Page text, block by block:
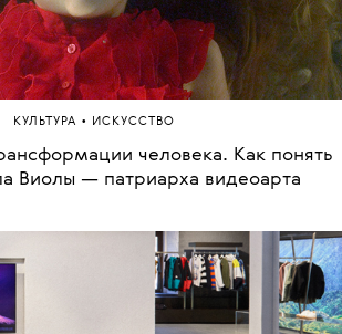
КУЛЬТУРА • ИСКУССТВО
человека. Как понять
Виолы — патриарха видеоарта